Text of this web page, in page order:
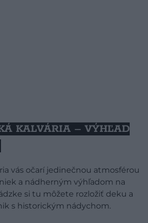
KALVÁRIA – VÝHĽAD
vás očarí jedinečnou atmosférou
a nádherným výhľadom na
si tu môžete rozložiť deku a
s historickým nádychom.